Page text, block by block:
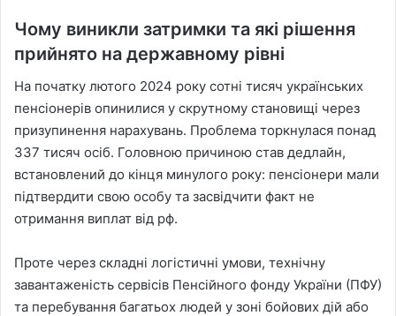
Чому виникли затримки та які рішення
прийнято на державному рівні
На початку лютого 2024 року сотні тисяч українських
пенсіонерів опинилися у скрутному становищі через
призупинення нарахувань. Проблема торкнулася понад
337 тисяч осіб. Головною причиною став дедлайн,
встановлений до кінця минулого року: пенсіонери мали
підтвердити свою особу та засвідчити факт не
отримання виплат від рф.
Проте через складні логістичні умови, технічну
завантаженість сервісів Пенсійного фонду України (ПФУ)
та перебування багатьох людей у зоні бойових дій або